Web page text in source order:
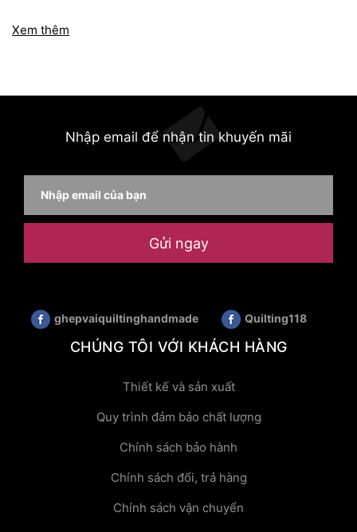
Xem thêm
Nhập email để nhận tin khuyến mãi
Gửi ngay
ghepvaiquiltinghandmade Quilting118
CHÚNG TÔI VỚI KHÁCH HÀNG
Thiết kế và sản xuất
Quy trình đảm bảo chất lượng
Chính sách bảo hành
Chính sách đổi, trả hàng
Chính sách vận chuyển